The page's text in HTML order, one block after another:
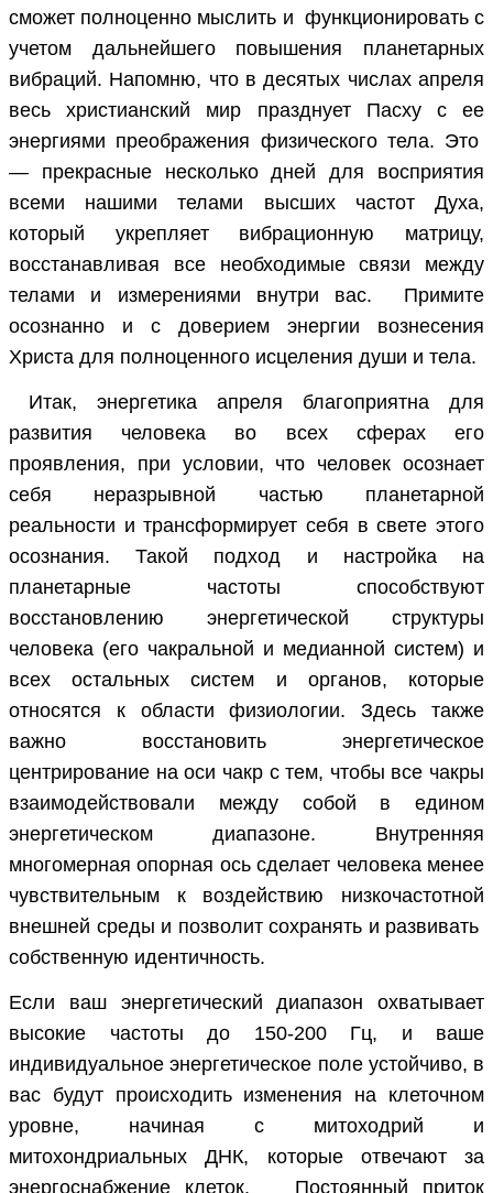
сможет полноценно мыслить и функционировать с
учетом дальнейшего повышения планетарных
вибраций. Напомню, что в десятых числах апреля
весь христианский мир празднует Пасху с ее
энергиями преображения физического тела. Это
— прекрасные несколько дней для восприятия
всеми нашими телами высших частот Духа,
который укрепляет вибрационную матрицу,
восстанавливая все необходимые связи между
телами и измерениями внутри вас. Примите
осознанно и с доверием энергии вознесения
Христа для полноценного исцеления души и тела.
Итак, энергетика апреля благоприятна для
развития человека во всех сферах его
проявления, при условии, что человек осознает
себя неразрывной частью планетарной
реальности и трансформирует себя в свете этого
осознания. Такой подход и настройка на
планетарные частоты способствуют
восстановлению энергетической структуры
человека (его чакральной и медианной систем) и
всех остальных систем и органов, которые
относятся к области физиологии. Здесь также
важно восстановить энергетическое
центрирование на оси чакр с тем, чтобы все чакры
взаимодействовали между собой в едином
энергетическом диапазоне. Внутренняя
многомерная опорная ось сделает человека менее
чувствительным к воздействию низкочастотной
внешней среды и позволит сохранять и развивать
собственную идентичность.
Если ваш энергетический диапазон охватывает
высокие частоты до 150-200 Гц, и ваше
индивидуальное энергетическое поле устойчиво, в
вас будут происходить изменения на клеточном
уровне, начиная с митоходрий и
митохондриальных ДНК, которые отвечают за
энергоснабжение клеток. Постоянный приток